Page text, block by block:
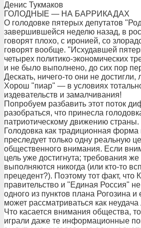
Денис Тукмаков
ГОЛОДНЫЕ — НА БАРРИКАДАХ
О голодовке пятерых депутатов
завершившейся неделю назад, в
говорят плохо, с иронией, со
говорят вообще. "Исхудавшей
четырех политико-экономических
и не было выполнено, до сих пор
Дескать, ничего-то они не
Хорош "пиар" — в условиях
издевательств и замалчивания!
Попробуем разбавить этот поток
разобраться, что принесла
патриотическому движению страны.
Голодовка как традиционная форма
преследует только одну реальную
общественного внимания. Если
цель уже достигнута; требования
выполняются никогда (или кто-то
прецедент?). Поэтому тот факт, что
правительство и "Единая Россия"
одного из пунктов плана Рогозина
может рассматриваться как
Что касается внимания общества,
играли даже те информационные